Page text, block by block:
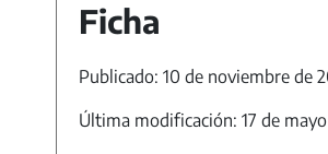
Ficha
Publicado: 10 de noviembre de
Última modificación: 17 de